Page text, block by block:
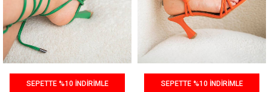
SEPETTE %10 İNDİRİMLE SEPETTE %10 İNDİRİMLE